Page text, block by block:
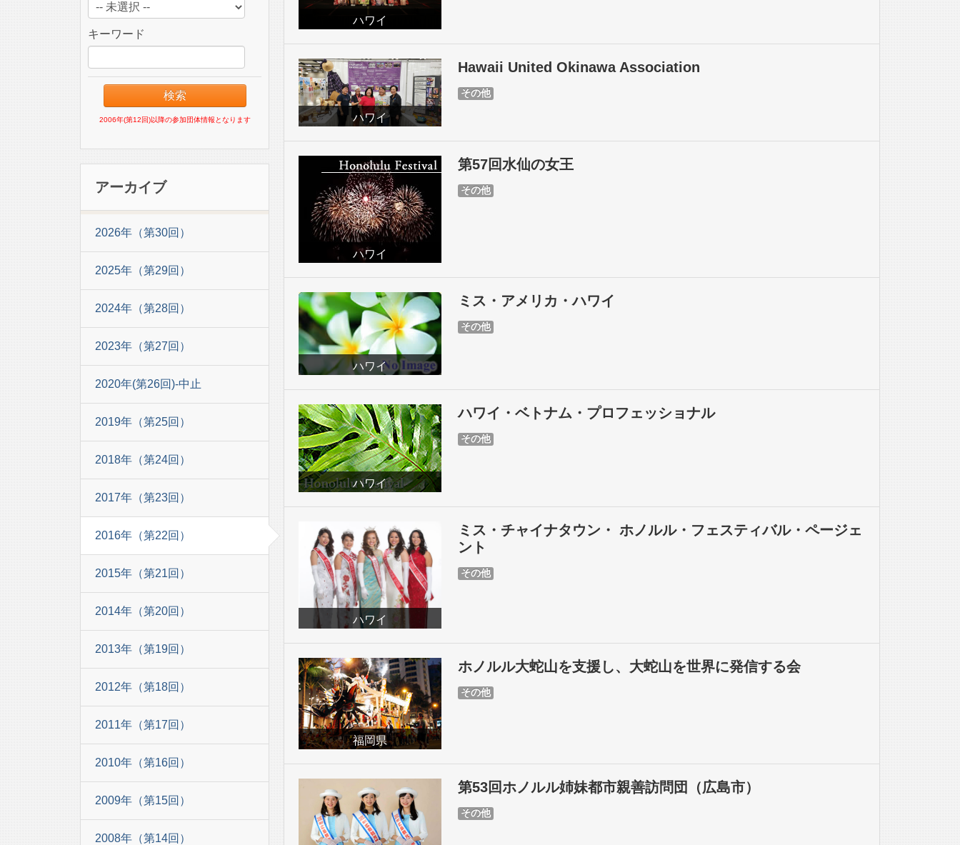
キーワード
2006年(第12回)以降の参加団体情報となります
アーカイブ
2026年（第30回）
2025年（第29回）
2024年（第28回）
2023年（第27回）
2020年(第26回)-中止
2019年（第25回）
2018年（第24回）
2017年（第23回）
2016年（第22回）
2015年（第21回）
2014年（第20回）
2013年（第19回）
2012年（第18回）
2011年（第17回）
2010年（第16回）
2009年（第15回）
2008年（第14回）
ハワイ
ハワイ
Hawaii United Okinawa Association
その他
ハワイ
第57回水仙の女王
その他
ハワイ
ミス・アメリカ・ハワイ
その他
ハワイ
ハワイ・ベトナム・プロフェッショナル
その他
ハワイ
ミス・チャイナタウン・ ホノルル・フェスティバル・ページェ
ント
その他
福岡県
ホノルル大蛇山を支援し、大蛇山を世界に発信する会
その他
第53回ホノルル姉妹都市親善訪問団（広島市）
その他